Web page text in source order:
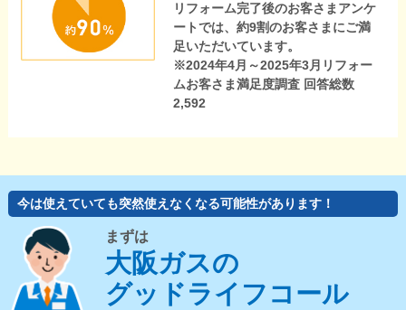
リフォーム完了後のお客さまアンケ
ートでは、約9割のお客さまにご満
足いただいています。
※2024年4月～2025年3月リフォー
ムお客さま満足度調査 回答総数
2,592
今は使えていても突然使えなくなる可能性があります！
まずは
大阪ガスの
グッドライフコール